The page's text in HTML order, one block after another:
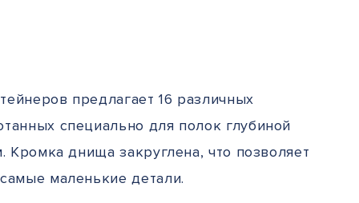
предлагает 16 различных
специально для полок глубиной
днища закруглена, что позволяет
маленькие детали.